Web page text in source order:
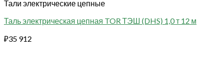
Тали электрические цепные
Таль электрическая цепная TOR ТЭШ (DHS) 1,0 т 12 м
₽35 912